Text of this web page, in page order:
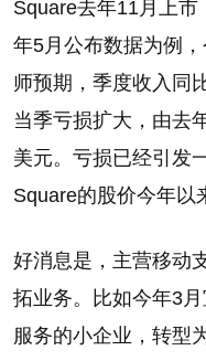
Square去年11月上
年5月公布数据为例
师预期，季度收入同
当季亏损扩大，由去
美元。亏损已经引发
Square的股价今年以
好消息是，主营移动
拓业务。比如今年3
服务的小企业，转型